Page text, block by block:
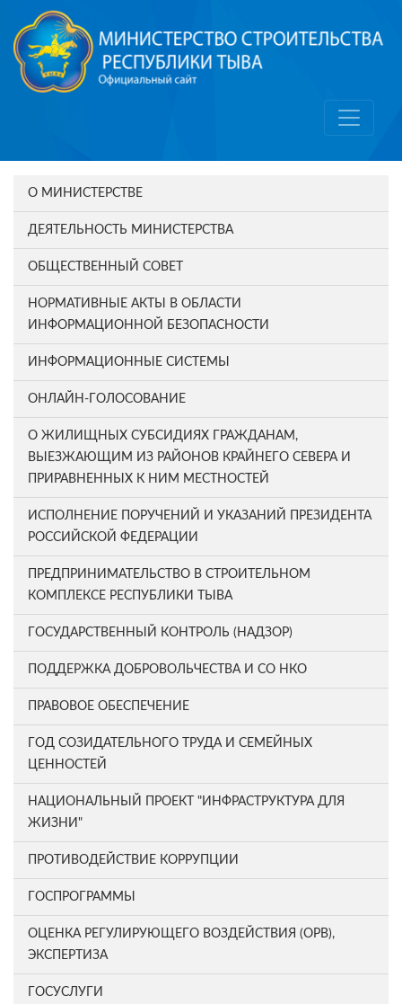
О МИНИСТЕРСТВЕ
ДЕЯТЕЛЬНОСТЬ МИНИСТЕРСТВА
ОБЩЕСТВЕННЫЙ СОВЕТ
НОРМАТИВНЫЕ АКТЫ В ОБЛАСТИ
ИНФОРМАЦИОННОЙ БЕЗОПАСНОСТИ
ИНФОРМАЦИОННЫЕ СИСТЕМЫ
ОНЛАЙН-ГОЛОСОВАНИЕ
О ЖИЛИЩНЫХ СУБСИДИЯХ ГРАЖДАНАМ,
ВЫЕЗЖАЮЩИМ ИЗ РАЙОНОВ КРАЙНЕГО СЕВЕРА И
ПРИРАВНЕННЫХ К НИМ МЕСТНОСТЕЙ
ИСПОЛНЕНИЕ ПОРУЧЕНИЙ И УКАЗАНИЙ ПРЕЗИДЕНТА
РОССИЙСКОЙ ФЕДЕРАЦИИ
ПРЕДПРИНИМАТЕЛЬСТВО В СТРОИТЕЛЬНОМ
КОМПЛЕКСЕ РЕСПУБЛИКИ ТЫВА
ГОСУДАРСТВЕННЫЙ КОНТРОЛЬ (НАДЗОР)
ПОДДЕРЖКА ДОБРОВОЛЬЧЕСТВА И СО НКО
ПРАВОВОЕ ОБЕСПЕЧЕНИЕ
ГОД СОЗИДАТЕЛЬНОГО ТРУДА И СЕМЕЙНЫХ
ЦЕННОСТЕЙ
НАЦИОНАЛЬНЫЙ ПРОЕКТ "ИНФРАСТРУКТУРА ДЛЯ
ЖИЗНИ"
ПРОТИВОДЕЙСТВИЕ КОРРУПЦИИ
ГОСПРОГРАММЫ
ОЦЕНКА РЕГУЛИРУЮЩЕГО ВОЗДЕЙСТВИЯ (ОРВ),
ЭКСПЕРТИЗА
ГОСУСЛУГИ